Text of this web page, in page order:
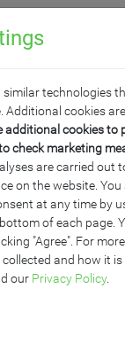
similar technologies
Additional cookies
additional cookies to
check marketing
are carried out
on the website. You
at any time by
of each page.
"Agree". For
and how it
our Privacy Policy.